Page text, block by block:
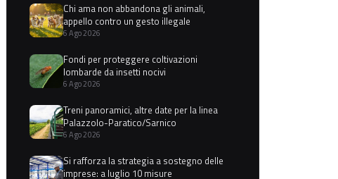
Chi ama non abbandona gli animali,
appello contro un gesto illegale
6 Ago 2026
Fondi per proteggere coltivazioni
lombarde da insetti nocivi
6 Ago 2026
Treni panoramici, altre date per la linea
Palazzolo-Paratico/Sarnico
6 Ago 2026
Si rafforza la strategia a sostegno delle
imprese: a luglio 10 misure